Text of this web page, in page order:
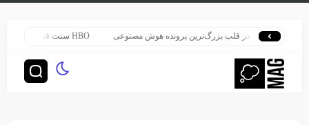
هری پاتر در قلب بزرگ‌ترین پرونده هوش مصنوعی HBO سنت قدیمی خود را برای پخش سریال هری پاتر تغییر داد